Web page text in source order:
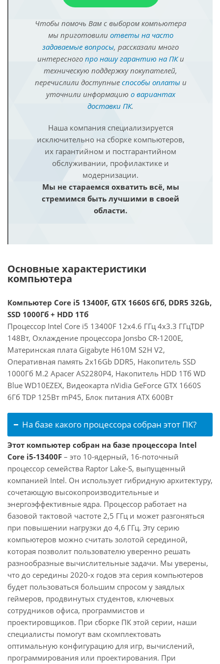
Чтобы помочь Вам с выбором компьютера
мы приготовили ответы на часто
задаваемые вопросы, рассказали много
интересного про нашу гарантию на ПКи
техническую поддержку покупателей,
перечислили доступные способы оплатыи
уточнили информацию о вариантах
доставки ПК.
Наша компания специализируется
исключительно на сборке компьютеров,
их гарантийном и постгарантийном
обслуживании, профилактике и
модернизации.
Мы не стараемся охватить всё, мы
стремимся быть лучшими в своей
области.
Основные характеристики
компьютера
Компьютер Core i5 13400F, GTX 1660S 6Гб, DDR5 32Gb,
SSD 1000Гб + HDD 1Тб
Процессор Intel Core i5 13400F 12x4.6 ГГц 4x3.3 ГГцTDP
148Вт, Охлаждение процессора Jonsbo CR-1200E,
Материнская плата Gigabyte H610M S2H V2,
Оперативная память 2x16Gb DDR5, Накопитель SSD
1000Гб M.2 Apacer AS2280P4, Накопитель HDD 1Тб WD
Blue WD10EZEX, Видеокарта nVidia GeForce GTX 1660S
6Гб TDP 125Вт mP45, Блок питания ATX 600Вт
На базе какого процессора собран этот ПК?
Этот компьютер собран на базе процессора Intel
Core i5-13400F – это 10-ядерный, 16-поточный
процессор семейства Raptor Lake-S, выпущенный
компанией Intel. Он использует гибридную архитектуру,
сочетающую высокопроизводительные и
энергоэффективные ядра. Процессор работает на
базовой тактовой частоте 2,5 ГГц и может разгоняться
при повышении нагрузки до 4,6 ГГц. Эту серию
компьютеров можно считать золотой серединой,
которая позволит пользователю уверенно решать
разнообразные вычислительные задачи. Мы уверены,
что до середины 2020-х годов эта серия компьютеров
будет пользоваться большим спросом у заядлых
геймеров, продвинутых студентов, ключевых
сотрудников офиса, программистов и
проектировщиков. При сборке ПК этой серии, наши
специалисты помогут вам скомплектовать
оптимальную конфигурацию для игр, вычислений,
программирования или проектирования. При